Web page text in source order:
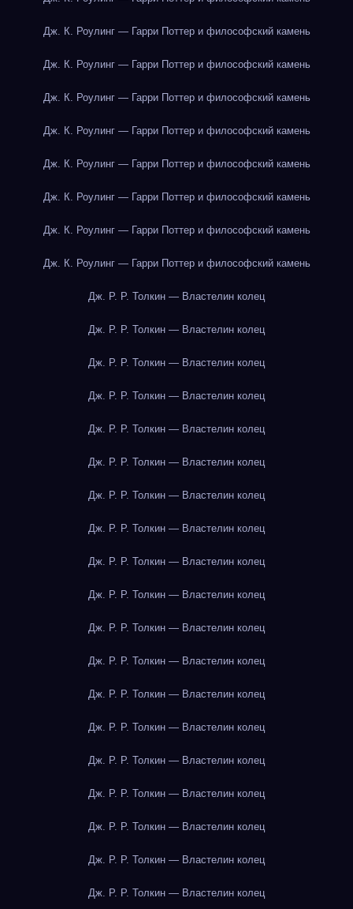
Дж. К. Роулинг — Гарри Поттер и философский камень
Дж. К. Роулинг — Гарри Поттер и философский камень
Дж. К. Роулинг — Гарри Поттер и философский камень
Дж. К. Роулинг — Гарри Поттер и философский камень
Дж. К. Роулинг — Гарри Поттер и философский камень
Дж. К. Роулинг — Гарри Поттер и философский камень
Дж. К. Роулинг — Гарри Поттер и философский камень
Дж. К. Роулинг — Гарри Поттер и философский камень
Дж. Р. Р. Толкин — Властелин колец
Дж. Р. Р. Толкин — Властелин колец
Дж. Р. Р. Толкин — Властелин колец
Дж. Р. Р. Толкин — Властелин колец
Дж. Р. Р. Толкин — Властелин колец
Дж. Р. Р. Толкин — Властелин колец
Дж. Р. Р. Толкин — Властелин колец
Дж. Р. Р. Толкин — Властелин колец
Дж. Р. Р. Толкин — Властелин колец
Дж. Р. Р. Толкин — Властелин колец
Дж. Р. Р. Толкин — Властелин колец
Дж. Р. Р. Толкин — Властелин колец
Дж. Р. Р. Толкин — Властелин колец
Дж. Р. Р. Толкин — Властелин колец
Дж. Р. Р. Толкин — Властелин колец
Дж. Р. Р. Толкин — Властелин колец
Дж. Р. Р. Толкин — Властелин колец
Дж. Р. Р. Толкин — Властелин колец
Дж. Р. Р. Толкин — Властелин колец